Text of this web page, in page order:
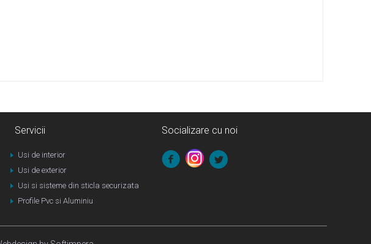
Servicii
Usi de interior
Usi de exterior
Usi si sisteme din sticla securizata
Profile Pvc si Aluminiu
Socializare cu noi